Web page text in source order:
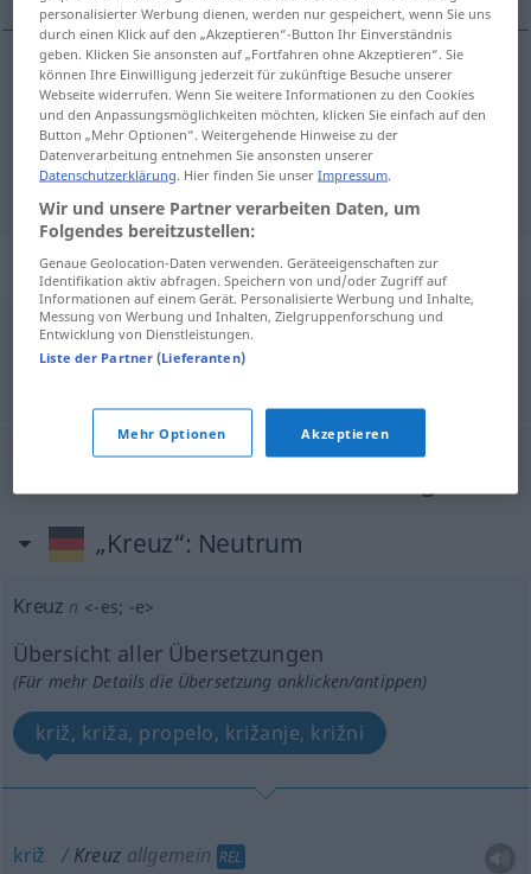
Beispiele
kreuz undquer
uzduž i poprijeko
Beispielsätze für "kreuz"
kreuz undquer
uzduž ipoprijeko
„Kreuz“: Neutrum
Kreuz n <-es; -e>
Übersicht aller Übersetzungen
(Für mehr Details die Übersetzung anklicken/antippen)
križ, križa, propelo, križanje, križni
križ Kreuz allgemein REL
personalisierter Werbung dienen, werden nur gespeichert, wenn Sie uns
durch einen Klick auf den „Akzeptieren“-Button Ihr Einverständnis
geben. Klicken Sie ansonsten auf „Fortfahren ohne Akzeptieren“. Sie
können Ihre Einwilligung jederzeit für zukünftige Besuche unserer
Webseite widerrufen. Wenn Sie weitere Informationen zu den Cookies
und den Anpassungsmöglichkeiten möchten, klicken Sie einfach auf den
Button „Mehr Optionen“. Weitergehende Hinweise zu der
Datenverarbeitung entnehmen Sie ansonsten unserer
Datenschutzerklärung. Hier finden Sie unserImpressum.
Wir und unsere Partner verarbeiten Daten, um
Folgendes bereitzustellen:
Genaue Geolocation-Daten verwenden. Geräteeigenschaften zur
Identifikation aktiv abfragen. Speichern von und/oder Zugriff auf
Informationen auf einem Gerät. Personalisierte Werbung und Inhalte,
Messung von Werbung und Inhalten, Zielgruppenforschung und
Entwicklung von Dienstleistungen.
Liste der Partner (Lieferanten)
Mehr Optionen Akzeptieren